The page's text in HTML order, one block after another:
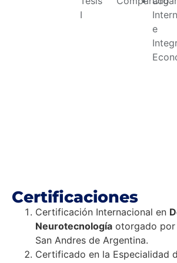
I
e
Certificaciones
Certificación Internacional en
Neurotecnología otorgado por
San Andres de Argentina.
Certificado en la Especialidad